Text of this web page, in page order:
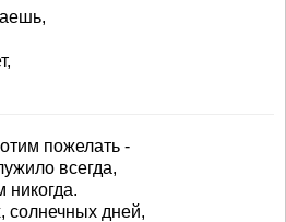
пожелать -
всегда,
солнечных дней,